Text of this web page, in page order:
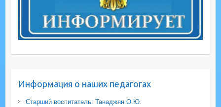
Информация о наших педагогах
Старший воспитатель: Танаджян О.Ю.